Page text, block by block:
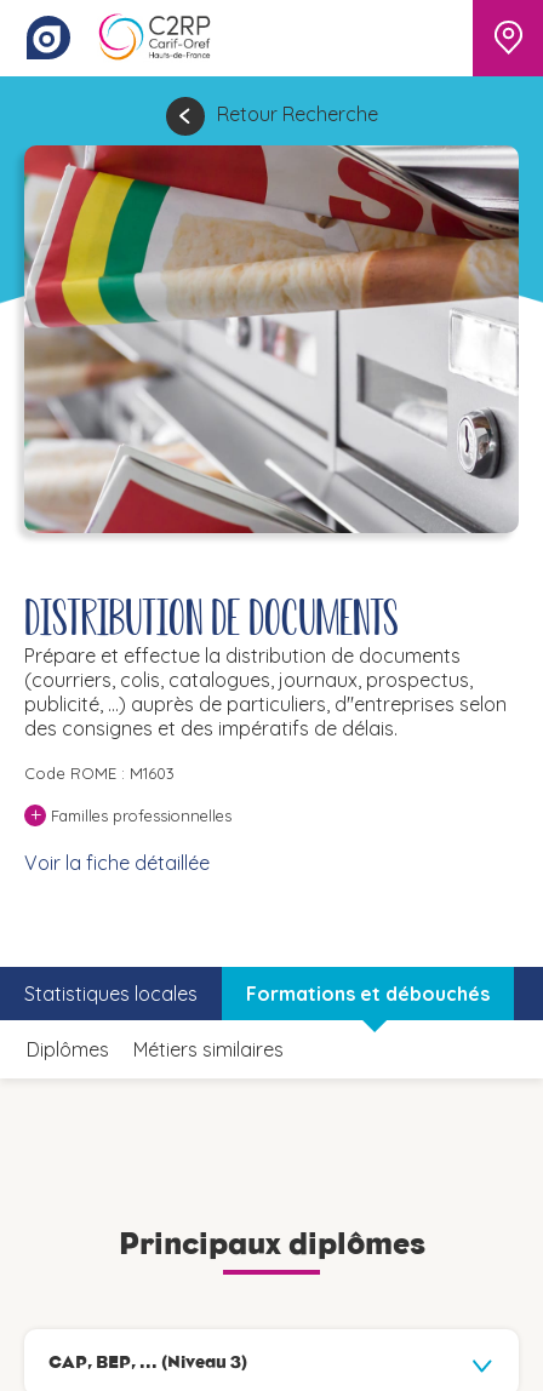
Retour Recherche
Distribution de documents
Prépare et effectue la distribution de documents
(courriers, colis, catalogues, journaux, prospectus,
publicité, ...) auprès de particuliers, d''entreprises selon
des consignes et des impératifs de délais.
Code ROME : M1603
+ Familles professionnelles
Voir la fiche détaillée
Statistiques locales Formations et débouchés
Diplômes Métiers similaires
Principaux diplômes
CAP, BEP, ... (Niveau 3)